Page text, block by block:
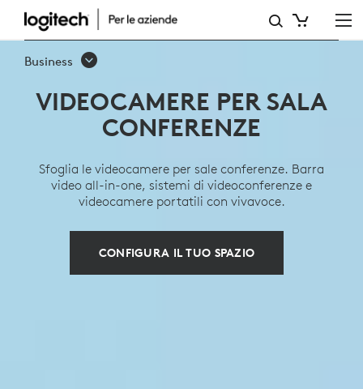
VIDEOCAMERE
PER
SALA
CONFERENZE
Business
VIDEOCAMERE PER SALA
CONFERENZE
Sfoglia le videocamere per sale conferenze. Barra
video all-in-one, sistemi di videoconferenze e
videocamere portatili con vivavoce.
CONFIGURA IL TUO SPAZIO